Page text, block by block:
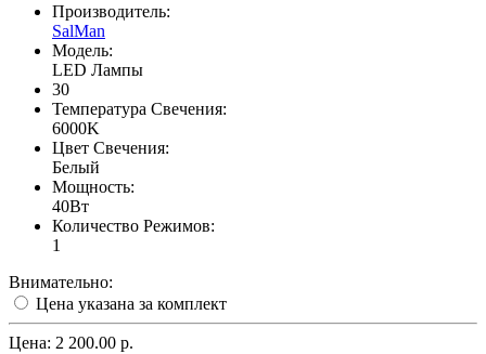
Производитель:
SalMan
Модель:
LED Лампы
30
Температура Свечения:
6000K
Цвет Свечения:
Белый
Мощность:
40Вт
Количество Режимов:
1
Внимательно:
Цена указана за комплект
Цена: 2 200.00 р.